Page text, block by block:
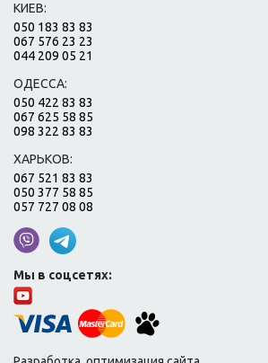
КИЕВ:
050 183 83 83
067 576 23 23
044 209 05 21
ОДЕССА:
050 422 83 83
067 625 58 85
098 322 83 83
ХАРЬКОВ:
067 521 83 83
050 377 58 85
057 727 08 08
Мы в соцсетях: